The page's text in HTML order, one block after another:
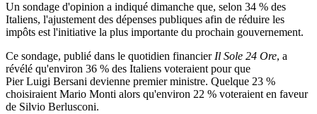
Un sondage d'opinion a indiqué dimanche que, selon 34 % des
Italiens, l'ajustement des dépenses publiques afin de réduire les
impôts est l'initiative la plus importante du prochain gouvernement.
Ce sondage, publié dans le quotidien financier Il Sole 24 Ore, a
révélé qu'environ 36 % des Italiens voteraient pour que
Pier Luigi Bersani devienne premier ministre. Quelque 23 %
choisiraient Mario Monti alors qu'environ 22 % voteraient en faveur
de Silvio Berlusconi.